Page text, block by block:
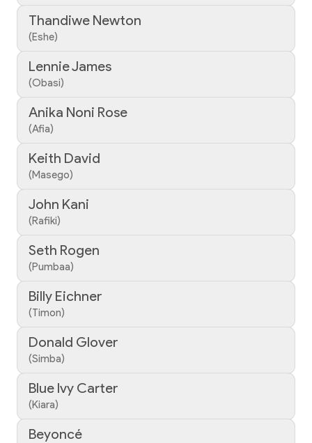
Thandiwe Newton
(Eshe)
Lennie James
(Obasi)
Anika Noni Rose
(Afia)
Keith David
(Masego)
John Kani
(Rafiki)
Seth Rogen
(Pumbaa)
Billy Eichner
(Timon)
Donald Glover
(Simba)
Blue Ivy Carter
(Kiara)
Beyoncé